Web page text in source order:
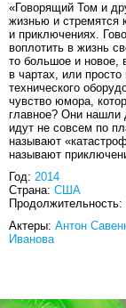
«Говорящий Том и
жизнью и стремятся
и приключениях.
воплотить в жизнь
то большое и новое,
в чартах, или
технического
чувство юмора,
главное? Они нашли
идут не совсем по
называют
называют
Год: 2014
Страна: США
Продолжительность:
Актеры: Антон
Иванова